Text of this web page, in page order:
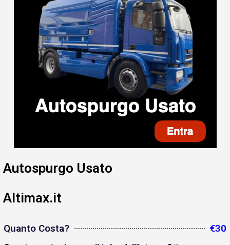
Autospurgo Usato
Altimax.it
Quanto Costa? €30